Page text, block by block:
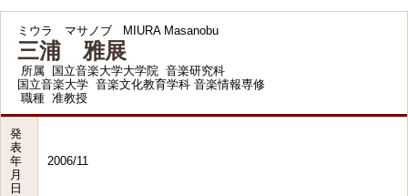
ミウラ マサノブ MIURA Masanobu
三浦 雅展
所属
国立音楽大学大学院 音楽研究科
国立音楽大学 音楽文化教育学科 音楽情報専修
職種 准教授
発
表
年
月
日
2006/11